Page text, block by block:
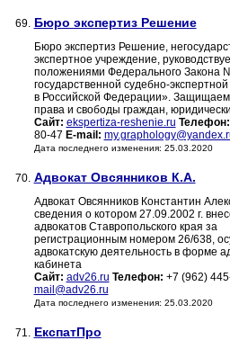
69. Бюро экспертиз Решение
Бюро экспертиз Решение,
экспертное учреждение,
положениями Федерального Закона
государственной судебно-
в Российской Федерации».
права и свободы граждан,
Сайт: ekspertiza-reshenie.ru Телефон:
80-47 E-mail:
Дата последнего изменения: 25.03.2020
70. Адвокат Овсянников К.А.
Адвокат Овсянников Константин
сведения о котором 27.09.2002 г.
адвокатов Ставропольского края за
регистрационным номером 26/638,
адвокатскую деятельность в форме
кабинета
Сайт: adv26.ru Телефон: +7 (962)
mail@adv26.ru
Дата последнего изменения: 25.03.2020
71. ЕкспатПро